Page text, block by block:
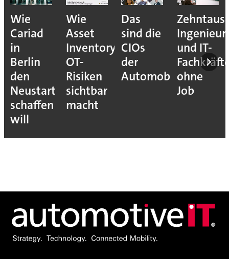
Wie
Cariad
in
Berlin
den
Neustart
schaffen
will
Wie
Asset
Inventory
OT-
Risiken
sichtbar
macht
Das
sind die
CIOs
der
Automobilindustrie
und IT-
ohne
Job